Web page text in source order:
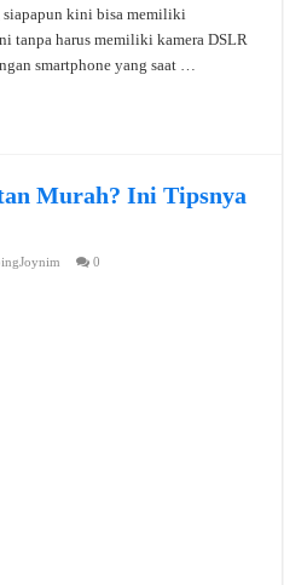
siapapun kini bisa memiliki
tanpa harus memiliki kamera DSLR
smartphone yang saat …
Murah? Ini Tipsnya
0